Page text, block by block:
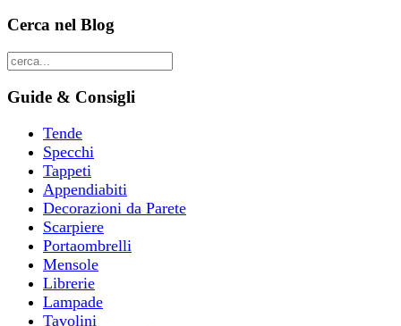
Cerca nel Blog
Guide & Consigli
Tende
Specchi
Tappeti
Appendiabiti
Decorazioni da Parete
Scarpiere
Portaombrelli
Mensole
Librerie
Lampade
Tavolini